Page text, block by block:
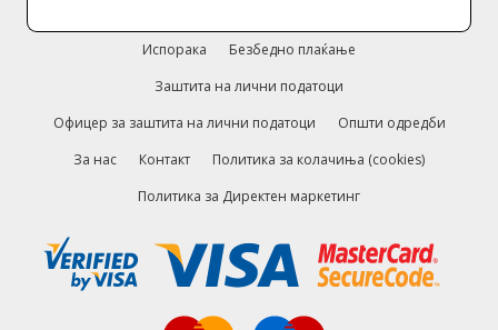
Испорака
Безбедно плаќање
Заштита на лични податоци
Офицер за заштита на лични податоци
Општи одредби
За нас
Контакт
Политика за колачиња (cookies)
Политика за Директен маркетинг